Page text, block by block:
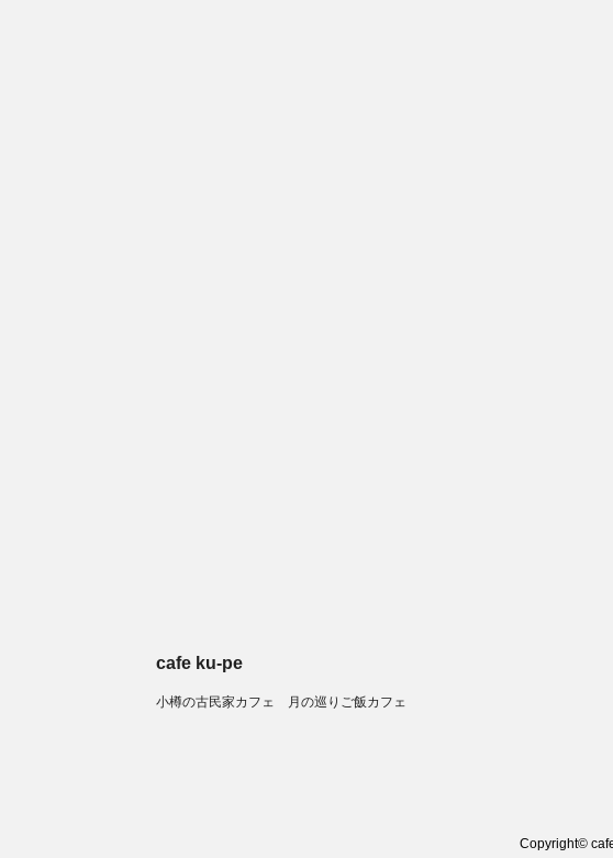
cafe ku-pe
小樽の古民家カフェ 月の巡りご飯カフェ
Copyright©